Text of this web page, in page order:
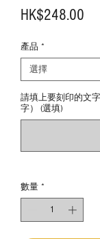
HK$248.00
產品 *
請填上要刻印的文
字） (選填)
數量 *